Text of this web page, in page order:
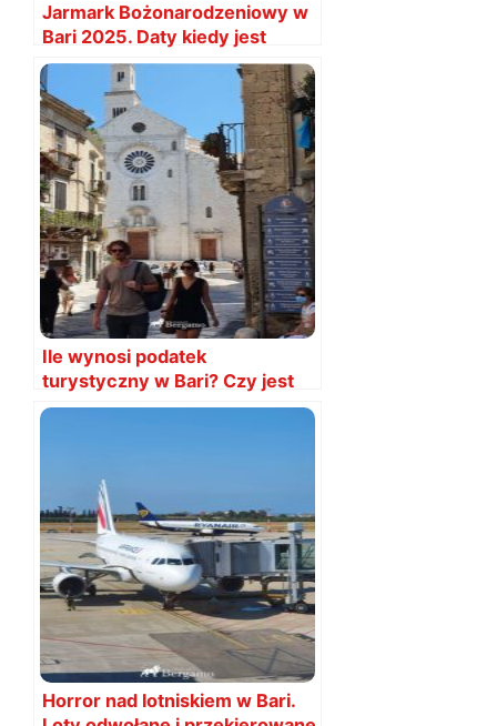
Jarmark Bożonarodzeniowy w
Bari 2025. Daty kiedy jest
Ile wynosi podatek
turystyczny w Bari? Czy jest
opłata klimatyczna?
Horror nad lotniskiem w Bari.